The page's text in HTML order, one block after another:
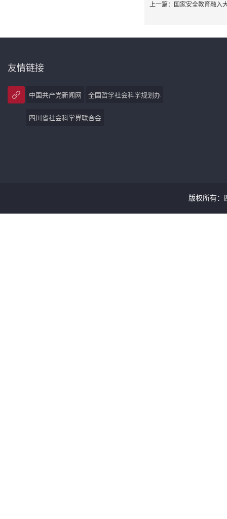
上一篇：
国家安全教育融入
友情链接
中国共产党新闻网 全国哲学社会科学规划办
四川省社会科学界联合会
版权所有：